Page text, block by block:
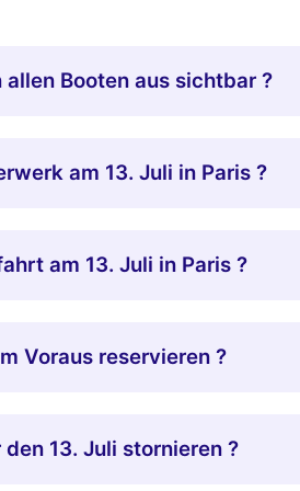
Booten aus sichtbar ?
am 13. Juli in Paris ?
am 13. Juli in Paris ?
Voraus reservieren ?
13. Juli stornieren ?